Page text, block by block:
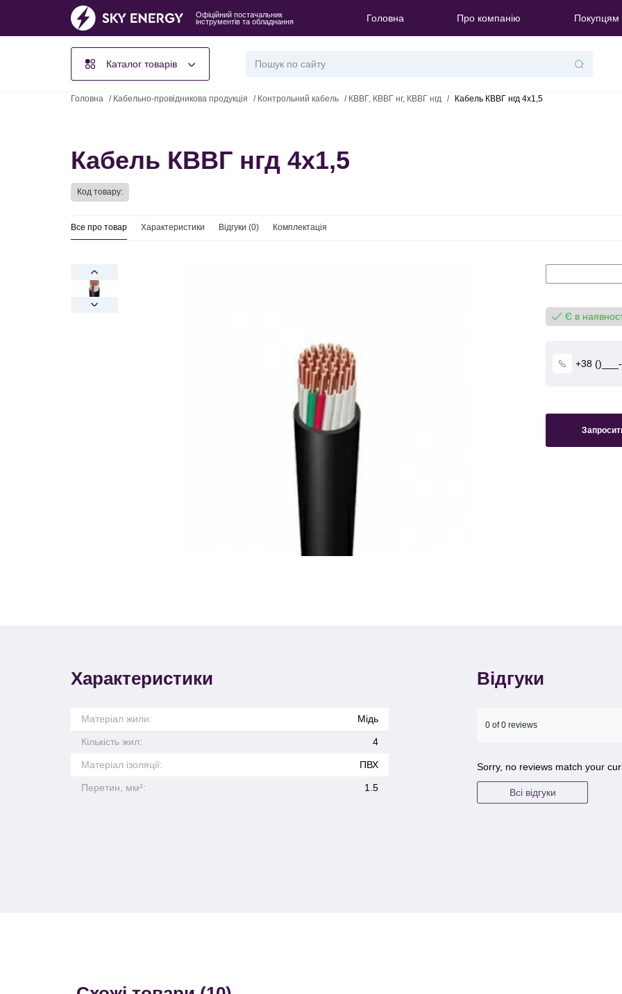
Офіційний постачальник
інструментів та обладнання
Головна Про компанію Покупцям
Каталог товарів
Головна / Кабельно-провідникова продукція / Контрольний кабель / КВВГ, КВВГ нг, КВВГ нгд / Кабель КВВГ нгд 4х1,5
Кабель КВВГ нгд 4х1,5
Код товару:
Все про товар Характеристики Відгуки (0) Комплектація
Є в
Характеристики
Матеріал жили: Мідь
Кількість жил: 4
Матеріал ізоляції: ПВХ
Перетин, мм²: 1.5
Відгуки
0 of 0 reviews
Sorry, no reviews match your
Всі відгуки